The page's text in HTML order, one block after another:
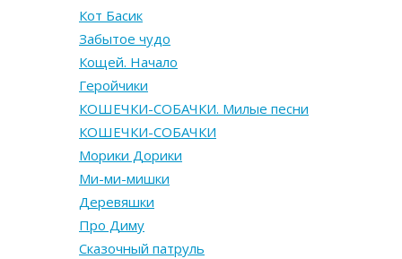
Кот Басик
Забытое чудо
Кощей. Начало
Геройчики
КОШЕЧКИ-СОБАЧКИ. Милые песни
КОШЕЧКИ-СОБАЧКИ
Морики Дорики
Ми-ми-мишки
Деревяшки
Про Диму
Сказочный патруль